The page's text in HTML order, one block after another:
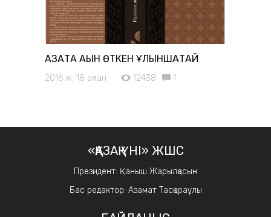
ҚАЗАҚТА АҚЫН ӨТКЕН ҚҰЛЫНШАҚТАЙ
2016 ж. 18 ақпан 12438 1
«ҚАЗАҚ ҮНІ» ЖШС
Президент: Қаныш Жарылқасын
Бас редактор: Азамат Тасқараұлы